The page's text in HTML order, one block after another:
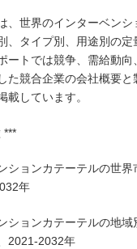
、世界のインターベン
、タイプ別、用途別の
ートでは競争、需給動
た競合企業の会社概要
載しています。
***
ションカテーテルの世
年
ションカテーテルの地
2021-2032年